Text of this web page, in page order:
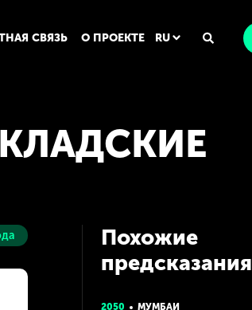
СВЯЗЬ О ПРОЕКТЕ RU
Похожие
предсказания
2050 МУМБАИ